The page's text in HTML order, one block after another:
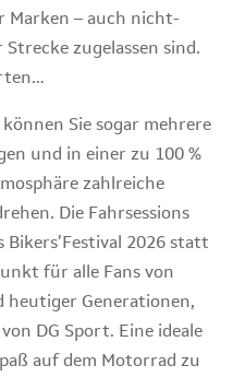
Marken – auch nicht-
zugelassen sind.
Sie sogar mehrere
und in einer zu 100 %
zahlreiche
Die Fahrsessions
2026 statt
für alle Fans von
heutiger Generationen,
DG Sport. Eine ideale
auf dem Motorrad zu